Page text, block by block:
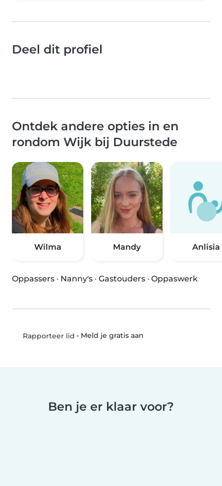
Deel dit profiel
Ontdek andere opties in en
rondom Wijk bij Duurstede
Wilma Mandy Anlisia
Oppassers · Nanny's · Gastouders · Oppaswerk
Rapporteer lid • Meld je gratis aan
Ben je er klaar voor?